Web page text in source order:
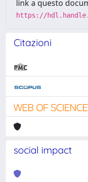
link a questo
https://
Citazioni
social impact